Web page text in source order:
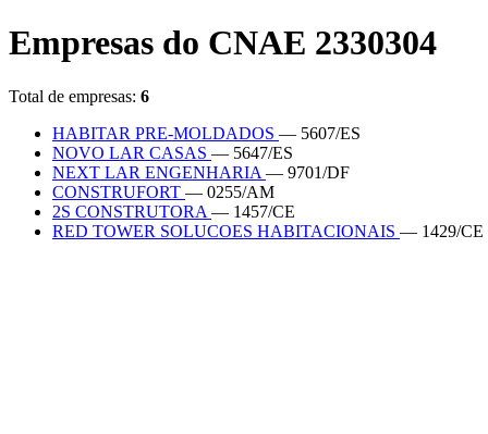
Empresas do CNAE 2330304
Total de empresas: 6
HABITAR PRE-MOLDADOS — 5607/ES
NOVO LAR CASAS — 5647/ES
NEXT LAR ENGENHARIA — 9701/DF
CONSTRUFORT — 0255/AM
2S CONSTRUTORA — 1457/CE
RED TOWER SOLUCOES HABITACIONAIS — 1429/CE